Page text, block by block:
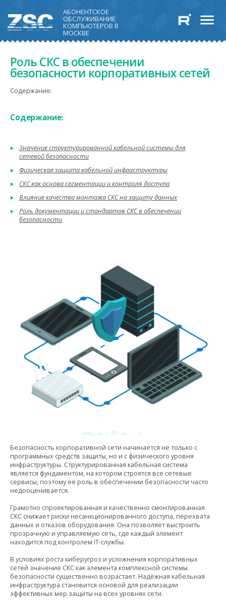
АБОНЕНТСКОЕ
ОБСЛУЖИВАНИЕ
КОМПЬЮТЕРОВ В
МОСКВЕ
Роль СКС в обеспечении
безопасности корпоративных сетей
Содержание:
Содержание:
Значение структурированной кабельной системы для
сетевой безопасности
Физическая защита кабельной инфраструктуры
СКС как основа сегментации и контроля доступа
Влияние качества монтажа СКС на защиту данных
Роль документации и стандартов СКС в обеспечении
безопасности
Безопасность корпоративной сети начинается не только с
программных средств защиты, но и с физического уровня
инфраструктуры. Структурированная кабельная система
является фундаментом, на котором строятся все сетевые
сервисы, поэтому её роль в обеспечении безопасности часто
недооценивается.
Грамотно спроектированная и качественно смонтированная
СКС снижает риски несанкционированного доступа, перехвата
данных и отказов оборудования. Она позволяет выстроить
прозрачную и управляемую сеть, где каждый элемент
находится под контролем IT-службы.
В условиях роста киберугроз и усложнения корпоративных
сетей значение СКС как элемента комплексной системы
безопасности существенно возрастает. Надёжная кабельная
инфраструктура становится основой для реализации
эффективных мер защиты на всех уровнях сети.